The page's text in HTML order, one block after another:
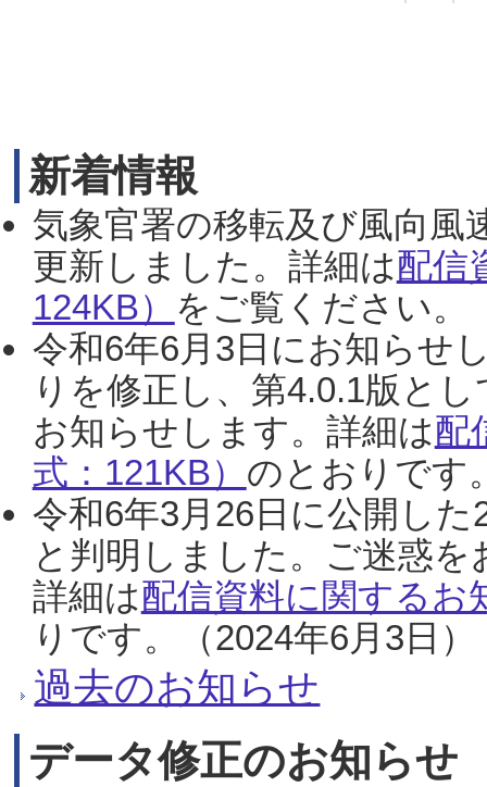
新着情報
気象官署の移転及び風向風
更新しました。詳細は配信
124KB） をご覧ください。
令和6年6月3日にお知らせ
りを修正し、第4.0.1版と
お知らせします。詳細は配
式：121KB） のとおりです
令和6年3月26日に公開し
と判明しました。ご迷惑
詳細は配信資料に関するお
りです。（2024年6月3日）
過去のお知らせ
データ修正のお知らせ